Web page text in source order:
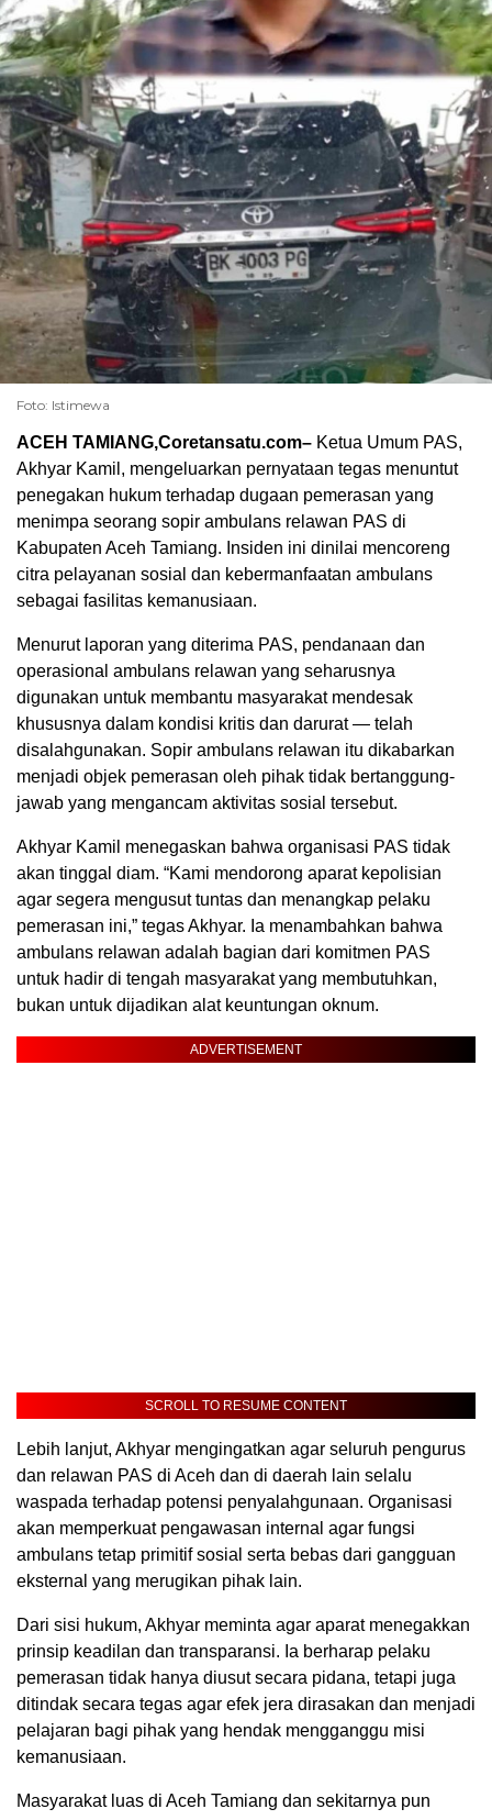
Foto: Istimewa
ACEH TAMIANG,Coretansatu.com– Ketua Umum PAS,
Akhyar Kamil, mengeluarkan pernyataan tegas menuntut
penegakan hukum terhadap dugaan pemerasan yang
menimpa seorang sopir ambulans relawan PAS di
Kabupaten Aceh Tamiang. Insiden ini dinilai mencoreng
citra pelayanan sosial dan kebermanfaatan ambulans
sebagai fasilitas kemanusiaan.
Menurut laporan yang diterima PAS, pendanaan dan
operasional ambulans relawan yang seharusnya
digunakan untuk membantu masyarakat mendesak
khususnya dalam kondisi kritis dan darurat — telah
disalahgunakan. Sopir ambulans relawan itu dikabarkan
menjadi objek pemerasan oleh pihak tidak bertanggung-
jawab yang mengancam aktivitas sosial tersebut.
Akhyar Kamil menegaskan bahwa organisasi PAS tidak
akan tinggal diam. “Kami mendorong aparat kepolisian
agar segera mengusut tuntas dan menangkap pelaku
pemerasan ini,” tegas Akhyar. Ia menambahkan bahwa
ambulans relawan adalah bagian dari komitmen PAS
untuk hadir di tengah masyarakat yang membutuhkan,
bukan untuk dijadikan alat keuntungan oknum.
ADVERTISEMENT
SCROLL TO RESUME CONTENT
Lebih lanjut, Akhyar mengingatkan agar seluruh pengurus
dan relawan PAS di Aceh dan di daerah lain selalu
waspada terhadap potensi penyalahgunaan. Organisasi
akan memperkuat pengawasan internal agar fungsi
ambulans tetap primitif sosial serta bebas dari gangguan
eksternal yang merugikan pihak lain.
Dari sisi hukum, Akhyar meminta agar aparat menegakkan
prinsip keadilan dan transparansi. Ia berharap pelaku
pemerasan tidak hanya diusut secara pidana, tetapi juga
ditindak secara tegas agar efek jera dirasakan dan menjadi
pelajaran bagi pihak yang hendak mengganggu misi
kemanusiaan.
Masyarakat luas di Aceh Tamiang dan sekitarnya pun